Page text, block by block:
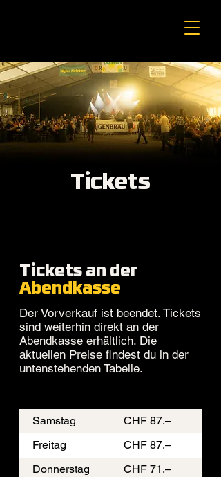
Tickets
Tickets an der
Abendkasse
Der Vorverkauf ist beendet. Tickets
sind weiterhin direkt an der
Abendkasse erhältlich. Die
aktuellen Preise findest du in der
untenstehenden Tabelle.
Samstag
CHF 87.–
Freitag
CHF 87.–
Donnerstag
CHF 71.–